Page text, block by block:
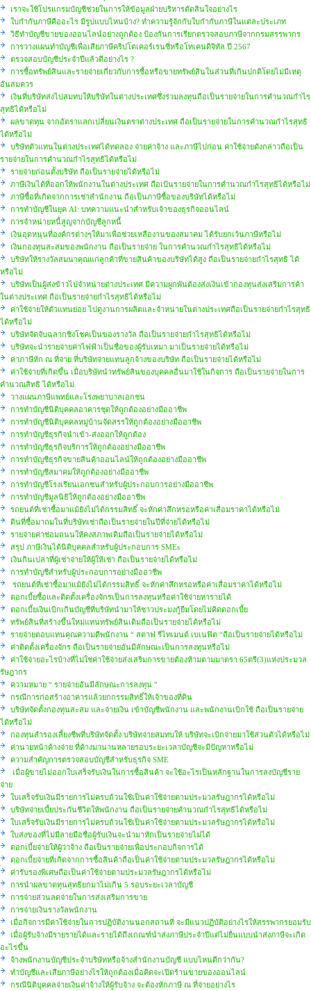
เราจะใช้โปรแกรมบัญชีช่วยในการให้ข้อมูลฝ่ายบริหารตัดสินใจอย่างไร
ใบกำกับภาษีคืออะไร มีรูปแบบไหนบ้าง? ทำความรู้จักกับใบกำกับภาษีในแต่ละประเภท
วิธีทำบัญชีขายของออนไลน์อย่างถูกต้อง ป้องกันการเรียกตรวจสอบภาษีจากกรมสรรพากร
การวางแผนทำบัญชีเพื่อเสียภาษีคริปโตเคอร์เรนซี่หรือโทเคนดิจิทัล ปี 2567
ตรวจสอบบัญชีประจำปีแล้วดีอย่างไร ?
การซื้อทรัพย์สินและรายจ่ายเกี่ยวกับการซื้อหรือขายทรัพย์สินในส่วนที่เกินปกติโดยไม่มีเหตุ
อันสมควร
เงินที่บริษัทส่งไปสมทบให้บริษัทในต่างประเทศซึ่งร่วมลงทุนถือเป็นรายจ่ายในการคำนวณกำไร
สุทธิได้หรือไม่
ผลขาดทุน จากอัตราแลกเปลี่ยนเงินตราต่างประเทศ ถือเป็นรายจ่ายในการคำนวณกำไรสุทธิ
ได้หรือไม่
บริษัทตัวแทนในต่างประเทศได้ทดลอง จ่ายค่าจ้าง และภาษีไปก่อน ค่าใช้จ่ายดังกล่าวถือเป็น
รายจ่ายในการคำนวณกำไรสุทธิได้หรือไม่
รายจ่ายก่อนตั้งบริษัท ถือเป็นรายจ่ายได้หรือไม่
ภาษีเงินได้ที่ออกให้พนักงานในต่างประเทศ ถือเป้นรายจ่ายในการคำนวณกำไรสุทธิได้หรือไม่
ภาษีซื้อที่เกิดจากการเช่าสำนักงาน ถือเป็นภาษีซื้อของบริษัทได้หรือไม่
การทำบัญชีในยุค AI: บทความแนะนำสำหรับเจ้าของธุรกิจออนไลน์
การจำหน่ายหนี้สูญจากบัญชีลูกหนี้
เงินอุดหนุนที่องค์กรต่างๆให้มาเพื่อช่วยเหลืองานของสมาคม ได้รับยกเว้นภาษีหรือไม่
เงินกองทุนสะสมของพนักงาน ถือเป็นรายจ่าย ในการคำนวณกำไรสุทธิได้หรือไม่
บริษัทให้รางวัลสมนาคุณแก่ลูกค้าที่ขายสินค้าของบริษัทได้สูง ถือเป็นรายจ่ายกำไรสุทธิ ได้
หรือไม่
บริษัทเป็นผู้ส่งข้าวไปจำหน่ายต่างประเทศ มีความผูกพันต้องส่งเงินเข้ากองทุนส่งเสริมการค้า
ในต่างประเทศ ถือเป็นรายจ่ายกำไรสุทธิได้หรือไม่
ค่าใช้จ่ายให้ตัวแทนย่อย ไปดูงานการผลิตและจำหน่ายในต่างประเทศถือเป็นรายจ่ายกำไรสุทธิ
ได้หรือไม่
บริษัทจัดจับฉลากชิงโชคเป็นของรางวัล ถือเป็นรายจ่ายกำไรสุทธิได้หรือไม่
บริษัทจะนำรายจ่ายค่าไฟฟ้าเป็นชื่อของผู้รับเหมา มาเป็นรายจ่ายได้หรือไม่
ค่าภาษีหัก ณ ที่จ่าย ที่บริษัทจ่ายแทนลูกจ้างของบริษัท ถือเป็นรายจ่ายได้หรือไม่
ค่าใช้จ่ายที่เกิดขึ้น เมื่อบริษัทนำทรัพย์สินของบุคคลอื่นมาใช้ในกิจการ ถือเป็นรายจ่ายในการ
คำนวณสิทธิ ได้หรือไม่
วางแผนภาษีแพทย์และโรงพยาบาลเอกชน
การทำบัญชีนิติบุคคลอาคารชุดให้ถูกต้องอย่างมืออาชีพ
การทำบัญชีนิติบุคคลหมู่บ้านจัดสรรให้ถูกต้องอย่างมืออาชีพ
การทำบัญชีธุรกิจนำเข้า-ส่งออกให้ถูกต้อง
การทำบัญชีธุรกิจบริการให้ถูกต้องอย่างมืออาชีพ
การทำบัญชีธุรกิจขายสินค้าออนไลน์ให้ถูกต้องอย่างมืออาชีพ
การทำบัญชีสมาคมให้ถูกต้องอย่างมืออาชีพ
การทำบัญชีโรงเรียนเอกชนสำหรับผู้ประกอบการอย่างมืออาชีพ
การทำบัญชีมูลนิธิให้ถูกต้องอย่างมืออาชีพ
รถยนต์ที่เช่าซื้อมาแม้ยังไม่ได้กรรมสิทธิ์ จะหักค่าสึกหรอหรือค่าเสื่อมราคาได้หรือไม่
ดินที่ซื้อมาถมในที่บริษัทเช่าถือเป็นรายจ่ายในปีที่จ่ายได้หรือไม่
รายจ่ายค่าซ่อมถนนให้คงสภาพเดิมถือเป็นรายจ่ายได้หรือไม่
สรุป ภาษีเงินได้นิติบุคคลสำหรับผู้ประกอบการ SMEs
เงินกินเปล่าที่ผู้เช่าจ่ายให้ผู้ให้เช่า ถือเป็นรายจ่ายได้หรือไม่
การทำบัญชีสำหรับผู้ประกอบการอย่างมืออาชีพ
รถยนต์ที่เช่าซื้อมาแม้ยังไม่ได้กรรมสิทธิ์ จะหักค่าสึกหรอหรือค่าเสื่อมราคาได้หรือไม่
ดอกเบี้ยซื้อและติดตั้งเครื่องจักรเป็นการลงทุนหรือค่าใช้จ่ายหารายได้
ดอกเบี้ยเงินเบิกเกินบัญชีที่บริษัทนำมาให้ชาวประมงกู้ยืมโดยไม่คิดดอกเบี้ย
ทรัพย์สินที่สร้างขึ้นใหม่แทนทรัพย์สินเดิมถือเป็นรายจ่ายได้หรือไม่
รายจ่ายตอบแทนคุณความดีพนักงาน “ สตาฟ รีไทเมนต์ เบเนฟิต “ถือเป็นรายจ่ายได้หรือไม่
ค่าติดตั้งเครื่องจักร ถือเป็นรายจ่ายอันมีลักษณะเป็นการลงทุนหรือไม่
ค่าใช้จ่ายอะไรบ้างที่ไม่ใช่ค่าใช้จ่ายส่งเสริมการขายต้องห้ามตามมาตรา 65ตรี(3)แห่งประมวล
รัษฎากร
ความหมาย “ รายจ่ายอันมีลักษณะการลงทุน "
กรณีการก่อสร้างอาคารแล้วยกกรรมสิทธิ์ให้เจ้าของที่ดิน
บริษัทจัดตั้งกองทุนสะสม และจ่ายเงิน เข้าบัญชีพนักงาน และพนักงานเบิกใช้ ถือเป็นรายจ่าย
ได้หรือไม่
กองทุนสำรองเลี้ยงชีพที่บริษัทจัดตั้ง บริษัทจ่ายสมทบให้ บริษัทจะเบิกจ่ายมาใช้ส่วนตัวได้หรือไม่
ค่านายหน้าค้างจ่าย ที่ค้างมานานหลายรอบระยะเวลาบัญชีจะมีปัญหาหรือไม่
ความสำคัญการตรวจสอบบัญชีสำหรับธุรกิจ SME
เมื่อผู้ขายไม่ออกใบเสร็จรับเงินในการซื้อสินค้า จะใช้อะไรเป็นหลักฐานในการลงบัญชีราย
จ่าย
ใบเสร็จรับเงินมีรายการไม่ครบถ้วนใช้เป็นค่าใช้จ่ายตามประมวลรัษฎากรได้หรือไม่
บริษัทจ่ายเบี้ยประกันชีวิตให้พนักงาน ถือเป็นรายจ่ายคำนวณกำไรสุทธิได้หรือไม่
ใบเสร็จรับเงินมีรายการไม่ครบถ้วนใช้เป็นค่าใช้จ่ายตามประมวลรัษฎากรได้หรือไม่
ใบส่งของที่ไม่มีลายมือชื่อผู้รับเงินจะนำมาหักเป็นรายจ่ายไม่ได้
ดอกเบี้ยจ่ายให้ผู้ว่าจ้าง ถือเป็นรายจ่ายเพื่อประกอบกิจการได้
ดอกเบี้ยจ่ายที่เกิดจากการซื้อสินค้าถือเป็นค่าใช้จ่ายตามประมวลรัษฎากรได้หรือไม่
ค่ารับรองพิเศษถือเป็นค่าใช้จ่ายตามประมวลรัษฎากรได้หรือไม่
การนำผลขาดทุนสุทธิยกมาไม่เกิน 5 รอบระยะเวลาบัญชี
การจ่ายส่วนลดจ่ายในการส่งเสริมการขาย
การจ่ายเงินรางวัลพนักงาน
เมื่อกิจการมีค่าใช้จ่ายในการปฏิบัติงานนอกสถานที่ จะมีแนวปฏิบัติอย่างไรให้สรรพากรยอมรับ
เมื่อผู้รับจ้างมีรายรายได้และรายได้ถึงเกณฑ์นำส่งภาษีประจำปีแต่ไม่ยื่นแบบนำส่งภาษีจะเกิด
อะไรขึ้น
จ้างพนักงานบัญชีประจำบริษัทหรือจ้างสำนักงานบัญชี แบบไหนดีกว่ากัน?
ทำบัญชีและเสียภาษีอย่างไรให้ถูกต้องเมื่อคิดจะเปิดร้านขายของออนไลน์
กรณีนิติบุคคลจ่ายเงินค่าจ้างให้ผู้รับจ้าง จะต้องหักภาษี ณ ที่จ่ายอย่างไร